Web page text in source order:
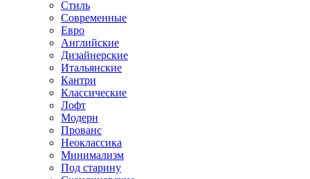
Стиль
Современные
Евро
Английские
Дизайнерские
Итальянские
Кантри
Классические
Лофт
Модерн
Прованс
Неоклассика
Минимализм
Под старину